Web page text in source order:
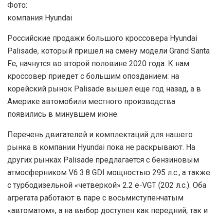
Фото:
компания Hyundai
Российские продажи большого кроссовера Hyundai
Palisade, который пришел на смену модели Grand Santa
Fe, начнутся во второй половине 2020 года. К нам
кроссовер приедет с большим опозданием: на
корейский рынок Palisade вышел еще год назад, а в
Америке автомобили местного производства
появились в минувшем июне.
Перечень двигателей и комплектаций для нашего
рынка в компании Hyundai пока не раскрывают. На
других рынках Palisade предлагается с бензиновым
атмосферником V6 3.8 GDI мощностью 295 л.с., а также
с турбодизельной «четверкой» 2.2 e-VGT (202 л.с.). Оба
агрегата работают в паре с восьмиступенчатым
«автоматом», а на выбор доступен как передний, так и